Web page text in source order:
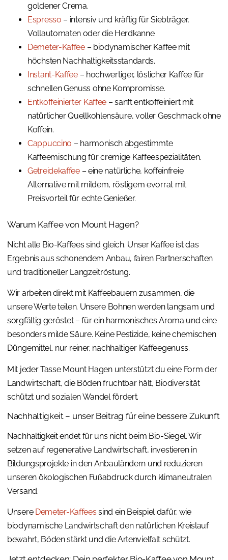
goldener Crema.
Espresso – intensiv und kräftig für Siebträger,
Vollautomaten oder die Herdkanne.
Demeter-Kaffee– biodynamischer Kaffee mit
höchsten Nachhaltigkeitsstandards.
Instant-Kaffee– hochwertiger, löslicher Kaffee für
schnellen Genuss ohne Kompromisse.
Entkoffeinierter Kaffee – sanft entkoffeiniert mit
natürlicher Quellkohlensäure, voller Geschmack ohne
Koffein.
Cappuccino – harmonisch abgestimmte
Kaffeemischung für cremige Kaffeespezialitäten.
Getreidekaffee– eine natürliche, koffeinfreie
Alternative mit mildem, röstigem evorrat mit
Preisvorteil für echte Genießer.
Warum Kaffee von Mount Hagen?
Nicht alle Bio-Kaffees sind gleich. Unser Kaffee ist das
Ergebnis aus schonendem Anbau, fairen Partnerschaften
und traditioneller Langzeitröstung.
Wir arbeiten direkt mit Kaffeebauern zusammen, die
unsere Werte teilen. Unsere Bohnen werden langsam und
sorgfältig geröstet – für ein harmonisches Aroma und eine
besonders milde Säure. Keine Pestizide, keine chemischen
Düngemittel, nur reiner, nachhaltiger Kaffeegenuss.
Mit jeder Tasse Mount Hagen unterstützt du eine Form der
Landwirtschaft, die Böden fruchtbar hält, Biodiversität
schützt und sozialen Wandel fördert.
Nachhaltigkeit – unser Beitrag für eine bessere Zukunft
Nachhaltigkeit endet für uns nicht beim Bio-Siegel. Wir
setzen auf regenerative Landwirtschaft, investieren in
Bildungsprojekte in den Anbauländern und reduzieren
unseren ökologischen Fußabdruck durch klimaneutralen
Versand.
Unsere Demeter-Kaffees sind ein Beispiel dafür, wie
biodynamische Landwirtschaft den natürlichen Kreislauf
bewahrt, Böden stärkt und die Artenvielfalt schützt.